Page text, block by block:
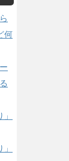
何